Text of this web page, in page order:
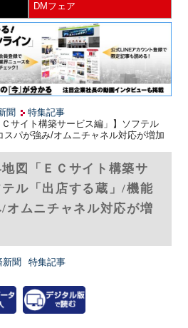
DMフェア
聞
特集記事
Ｃサイト構築サービス編」】ソフテル
スパが強み/オムニチャネル対応が増加
地図「ＥＣサイト構築サ
ル「出店する蔵」/機能
オムニチャネル対応が増
新聞 特集記事